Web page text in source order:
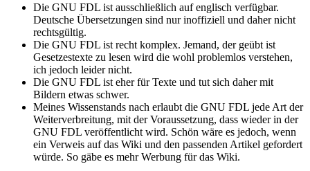
Die GNU FDL ist ausschließlich auf englisch verfügbar.
Deutsche Übersetzungen sind nur inoffiziell und daher nicht
rechtsgültig.
Die GNU FDL ist recht komplex. Jemand, der geübt ist
Gesetzestexte zu lesen wird die wohl problemlos verstehen,
ich jedoch leider nicht.
Die GNU FDL ist eher für Texte und tut sich daher mit
Bildern etwas schwer.
Meines Wissenstands nach erlaubt die GNU FDL jede Art der
Weiterverbreitung, mit der Voraussetzung, dass wieder in der
GNU FDL veröffentlicht wird. Schön wäre es jedoch, wenn
ein Verweis auf das Wiki und den passenden Artikel gefordert
würde. So gäbe es mehr Werbung für das Wiki.